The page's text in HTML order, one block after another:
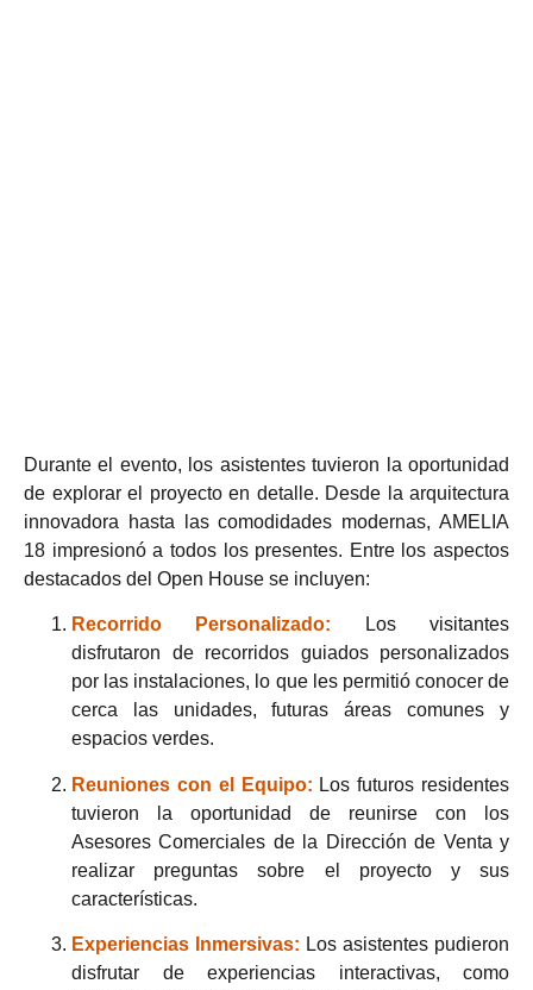
Durante el evento, los asistentes tuvieron la oportunidad
de explorar el proyecto en detalle. Desde la arquitectura
innovadora hasta las comodidades modernas, AMELIA
18 impresionó a todos los presentes. Entre los aspectos
destacados del Open House se incluyen:
Recorrido Personalizado:
Los visitantes
disfrutaron de recorridos guiados personalizados
por las instalaciones, lo que les permitió conocer de
cerca las unidades, futuras áreas comunes y
espacios verdes.
Reuniones con el Equipo: Los futuros residentes
tuvieron la oportunidad de reunirse con los
Asesores Comerciales de la Dirección de Venta y
realizar preguntas sobre el proyecto y sus
características.
Experiencias Inmersivas: Los asistentes pudieron
disfrutar de experiencias interactivas, como